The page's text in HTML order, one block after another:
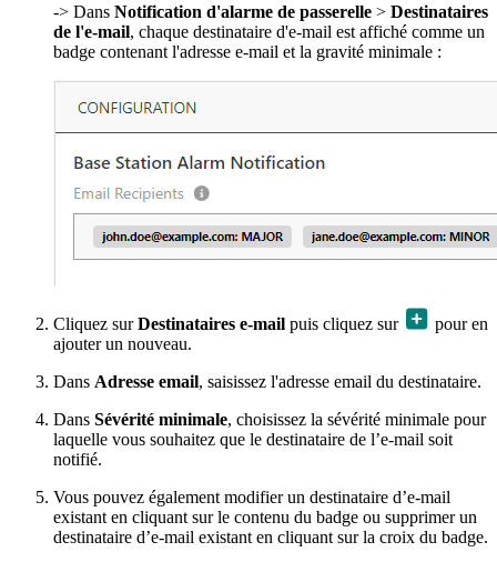
-> Dans Notification d'alarme de passerelle > Destinataires
de l'e-mail, chaque destinataire d'e-mail est affiché comme un
badge contenant l'adresse e-mail et la gravité minimale :
Cliquez surDestinataires e-mail puis cliquez sur
pour en
ajouter un nouveau.
Dans Adresse email, saisissez l'adresse email du destinataire.
Dans Sévérité minimale, choisissez la sévérité minimale pour
laquelle vous souhaitez que le destinataire de l’e-mail soit
notifié.
Vous pouvez également modifier un destinataire d’e-mail
existant en cliquant sur le contenu du badge ou supprimer un
destinataire d’e-mail existant en cliquant sur la croix du badge.